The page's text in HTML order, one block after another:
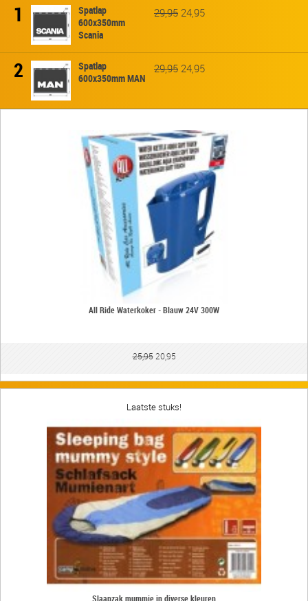
1
Spatlap
600x350mm
Scania
29,95 24,95
2
Spatlap
600x350mm MAN
29,95 24,95
All Ride Waterkoker - Blauw 24V 300W
25,9520,95
Laatste stuks!
Slaapzak mummie in diverse kleuren